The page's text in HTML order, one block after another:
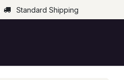
Standard Shipping